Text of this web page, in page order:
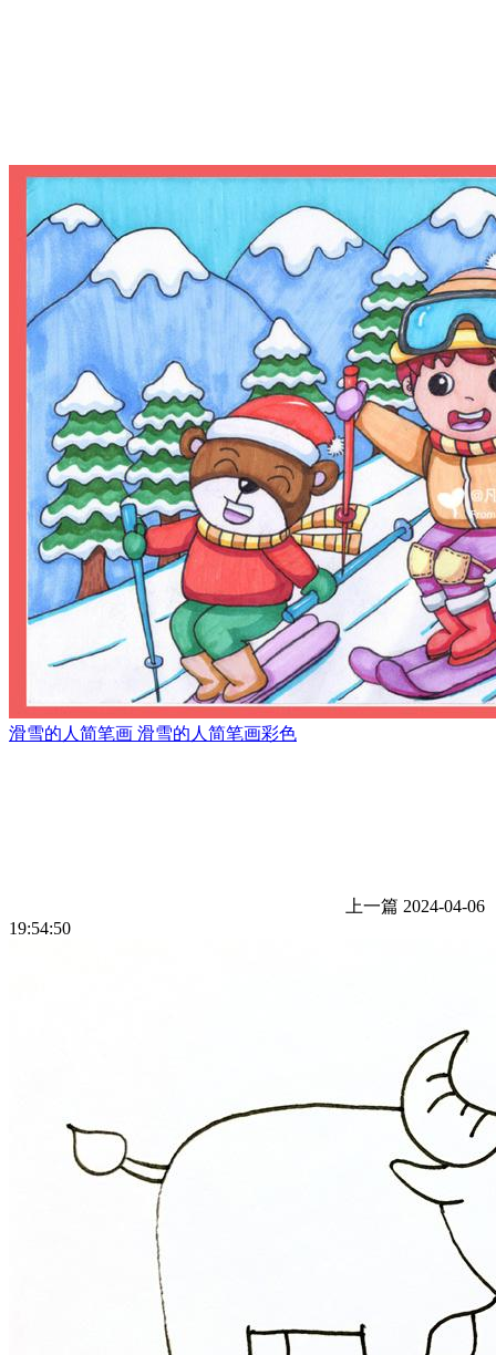
滑雪的人简笔画 滑雪的人简笔画彩色
上一篇 2024-04-06
19:54:50